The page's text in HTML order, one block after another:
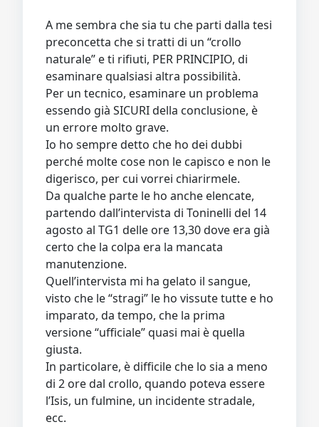
A me sembra che sia tu che parti dalla tesi
preconcetta che si tratti di un “crollo
naturale” e ti rifiuti, PER PRINCIPIO, di
esaminare qualsiasi altra possibilità.
Per un tecnico, esaminare un problema
essendo già SICURI della conclusione, è
un errore molto grave.
Io ho sempre detto che ho dei dubbi
perché molte cose non le capisco e non le
digerisco, per cui vorrei chiarirmele.
Da qualche parte le ho anche elencate,
partendo dall’intervista di Toninelli del 14
agosto al TG1 delle ore 13,30 dove era già
certo che la colpa era la mancata
manutenzione.
Quell’intervista mi ha gelato il sangue,
visto che le “stragi” le ho vissute tutte e ho
imparato, da tempo, che la prima
versione “ufficiale” quasi mai è quella
giusta.
In particolare, è difficile che lo sia a meno
di 2 ore dal crollo, quando poteva essere
l’Isis, un fulmine, un incidente stradale,
ecc.